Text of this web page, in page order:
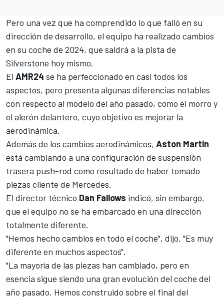
Pero una vez que ha comprendido lo que falló en su
dirección de desarrollo, el equipo ha realizado cambios
en su coche de 2024, que saldrá a la pista de
Silverstone hoy mismo.
El AMR24 se ha perfeccionado en casi todos los
aspectos, pero presenta algunas diferencias notables
con respecto al modelo del año pasado, como el morro y
el alerón delantero, cuyo objetivo es mejorar la
aerodinámica.
Además de los cambios aerodinámicos, Aston Martin
está cambiando a una configuración de suspensión
trasera push-rod como resultado de haber tomado
piezas cliente de Mercedes.
El director técnico Dan Fallows indicó, sin embargo,
que el equipo no se ha embarcado en una dirección
totalmente diferente.
"Hemos hecho cambios en todo el coche", dijo. "Es muy
diferente en muchos aspectos".
"La mayoría de las piezas han cambiado, pero en
esencia sigue siendo una gran evolución del coche del
año pasado. Hemos construido sobre el final del